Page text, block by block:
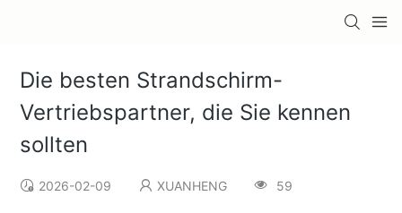
Die besten Strandschirm-
Vertriebspartner, die Sie kennen
sollten
2026-02-09 XUANHENG 59